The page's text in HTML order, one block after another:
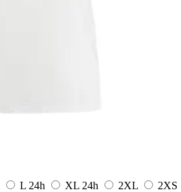
L 24h XL 24h 2XL
2XS